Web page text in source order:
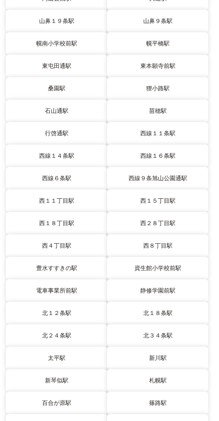
山鼻１９条駅 山鼻９条駅
幌南小学校前駅 幌平橋駅
東屯田通駅 東本願寺前駅
桑園駅 狸小路駅
石山通駅 苗穂駅
行啓通駅 西線１１条駅
西線１４条駅 西線１６条駅
西線６条駅 西線９条旭山公園通駅
西１１丁目駅 西１５丁目駅
西１８丁目駅 西２８丁目駅
西４丁目駅 西８丁目駅
豊水すすきの駅 資生館小学校前駅
電車事業所前駅 静修学園前駅
北１２条駅 北１８条駅
北２４条駅 北３４条駅
太平駅 新川駅
新琴似駅 札幌駅
百合が原駅 篠路駅